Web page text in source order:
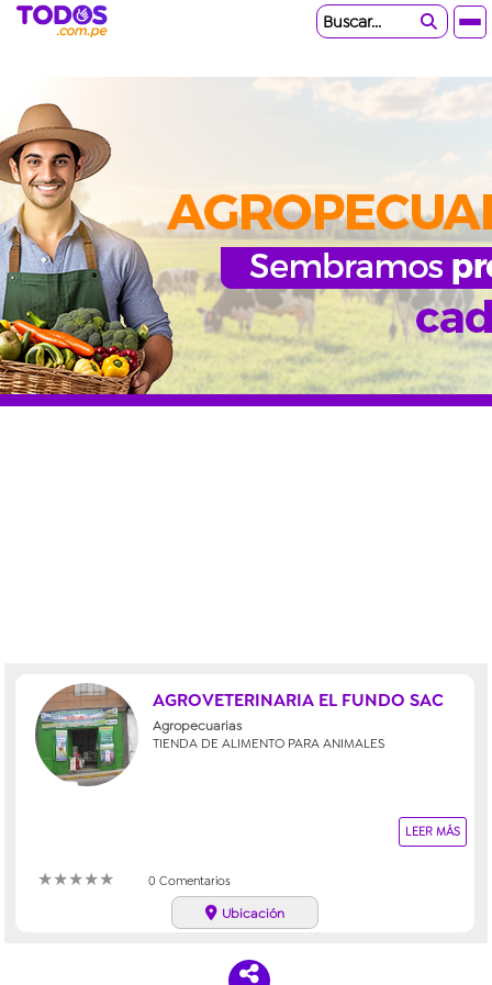
Buscar...
AGROVETERINARIA EL FUNDO SAC
Agropecuarias
TIENDA DE ALIMENTO PARA ANIMALES
LEER MÁS
★★★★★ 0 Comentarios